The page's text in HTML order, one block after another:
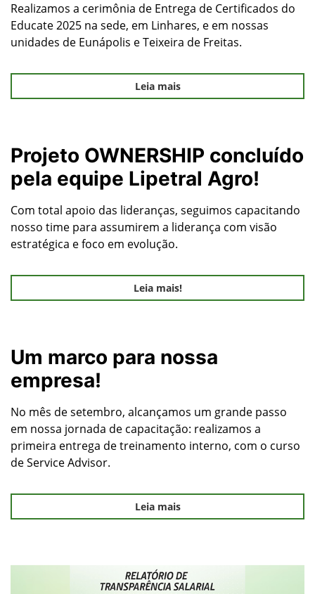
Realizamos a cerimônia de Entrega de Certificados do
Educate 2025 na sede, em Linhares, e em nossas
unidades de Eunápolis e Teixeira de Freitas.
Leia mais
Projeto OWNERSHIP concluído
pela equipe Lipetral Agro!
Com total apoio das lideranças, seguimos capacitando
nosso time para assumirem a liderança com visão
estratégica e foco em evolução.
Leia mais!
Um marco para nossa
empresa!
No mês de setembro, alcançamos um grande passo
em nossa jornada de capacitação: realizamos a
primeira entrega de treinamento interno, com o curso
de Service Advisor.
Leia mais